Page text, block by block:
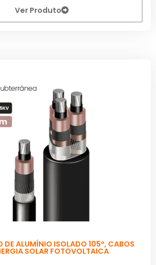
Ver Produto
DE ALUMÍNIO ISOLADO 105º, CABOS
SOLAR FOTOVOLTAICA